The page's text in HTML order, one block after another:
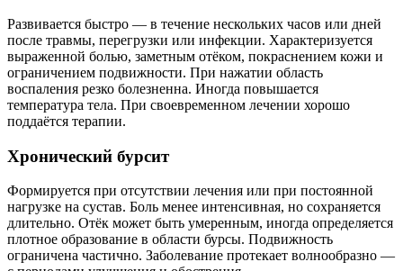
Развивается быстро — в течение нескольких часов или дней
после травмы, перегрузки или инфекции. Характеризуется
выраженной болью, заметным отёком, покраснением кожи и
ограничением подвижности. При нажатии область
воспаления резко болезненна. Иногда повышается
температура тела. При своевременном лечении хорошо
поддаётся терапии.
Хронический бурсит
Формируется при отсутствии лечения или при постоянной
нагрузке на сустав. Боль менее интенсивная, но сохраняется
длительно. Отёк может быть умеренным, иногда определяется
плотное образование в области бурсы. Подвижность
ограничена частично. Заболевание протекает волнообразно —